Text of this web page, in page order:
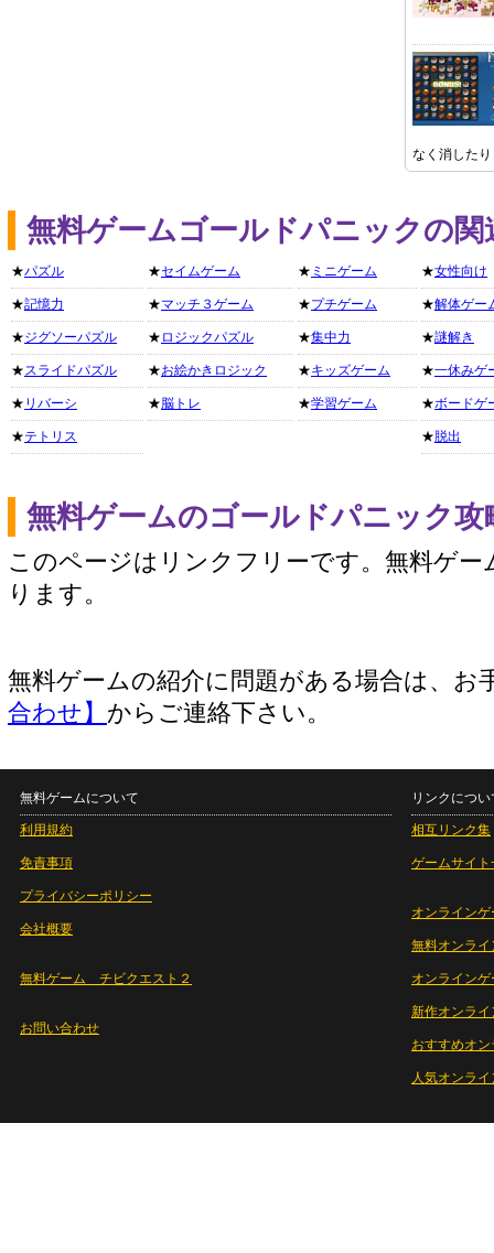
なく消した
無料ゲームゴールドパニックの
★パズル
★記憶力
★ジグソーパズル
★スライドパズル
★ リバーシ
★テトリス
★セイムゲーム
★マッチ３ゲーム
★ ロジックパズル
★お絵かきロジック
★脳トレ
★ ミニゲーム
★プチゲーム
★集中力
★キッズゲーム
★学習ゲーム
★女性向け
★解体ゲー
★謎解き
★一休みゲ
★ボードゲ
★ 脱出
無料ゲームのゴールドパニック
このページはリンクフリーです。無料ゲー
ります。
無料ゲームの紹介に問題がある場合は、お
合わせ】 からご連絡下さい。
無料ゲームについて
利用規約
免責事項
プライバシーポリシー
会社概要
無料ゲーム チビクエスト２
お問い合わせ
リンクについ
相互リンク集
ゲームサイト
オンラインゲ
無料オンライ
オンライン
新作オンライ
おすすめオ
人気オンラ